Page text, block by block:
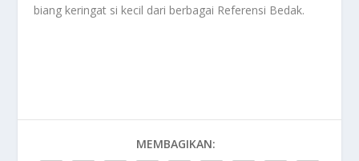
biang keringat si kecil dari berbagai Referensi Bedak.
MEMBAGIKAN: